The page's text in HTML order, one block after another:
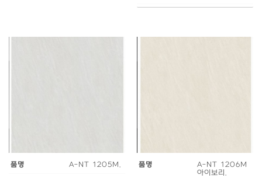
품명 A-NT 1205M. 품명
A-NT 1206M
아이보리.